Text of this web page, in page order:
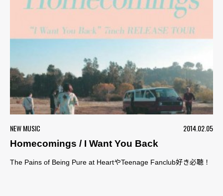
NEW MUSIC
2014.02.05
Homecomings / I Want You Back
The Pains of Being Pure at HeartやTeenage Fanclub好き必聴！